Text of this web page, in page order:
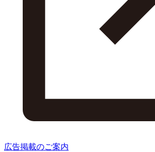
広告掲載のご案内